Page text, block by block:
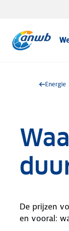
Energie
De prijzen
en vooral: